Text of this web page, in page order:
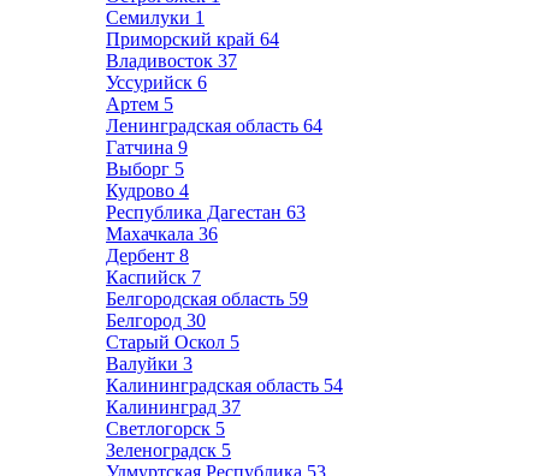
Семилуки 1
Приморский край 64
Владивосток 37
Уссурийск 6
Артем 5
Ленинградская область 64
Гатчина 9
Выборг 5
Кудрово 4
Республика Дагестан 63
Махачкала 36
Дербент 8
Каспийск 7
Белгородская область 59
Белгород 30
Старый Оскол 5
Валуйки 3
Калининградская область 54
Калининград 37
Светлогорск 5
Зеленоградск 5
Удмуртская Республика 53